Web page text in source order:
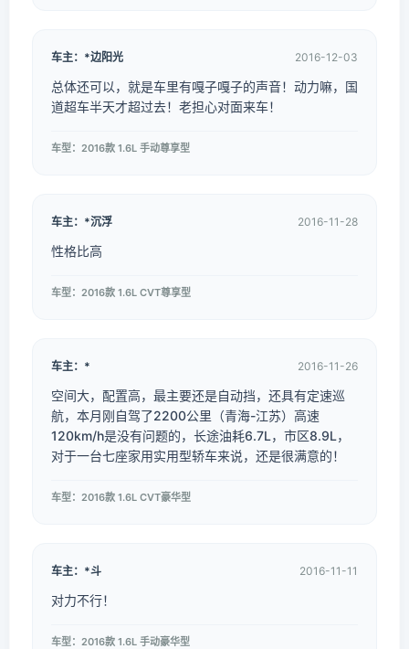
车主：*边阳光 2016-12-03
总体还可以，就是车里有嘎子嘎子的声音！动力嘛，国
道超车半天才超过去！老担心对面来车！
车型：2016款 1.6L 手动尊享型
车主：*沉浮 2016-11-28
性格比高
车型：2016款 1.6L CVT尊享型
车主：* 2016-11-26
空间大，配置高，最主要还是自动挡，还具有定速巡
航，本月刚自驾了2200公里（青海-江苏）高速
120km/h是没有问题的，长途油耗6.7L，市区8.9L，
对于一台七座家用实用型轿车来说，还是很满意的！
车型：2016款 1.6L CVT豪华型
车主：*斗 2016-11-11
对力不行！
车型：2016款 1.6L 手动豪华型